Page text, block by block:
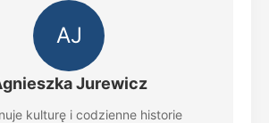
AJ
Jurewicz
kulturę i codzienne historie